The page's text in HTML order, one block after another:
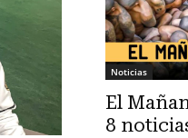
Noticias
El
8